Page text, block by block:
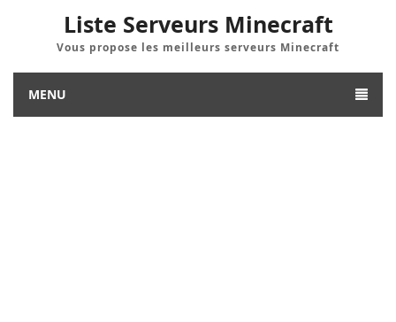
Liste Serveurs Minecraft
Vous propose les meilleurs serveurs Minecraft
MENU